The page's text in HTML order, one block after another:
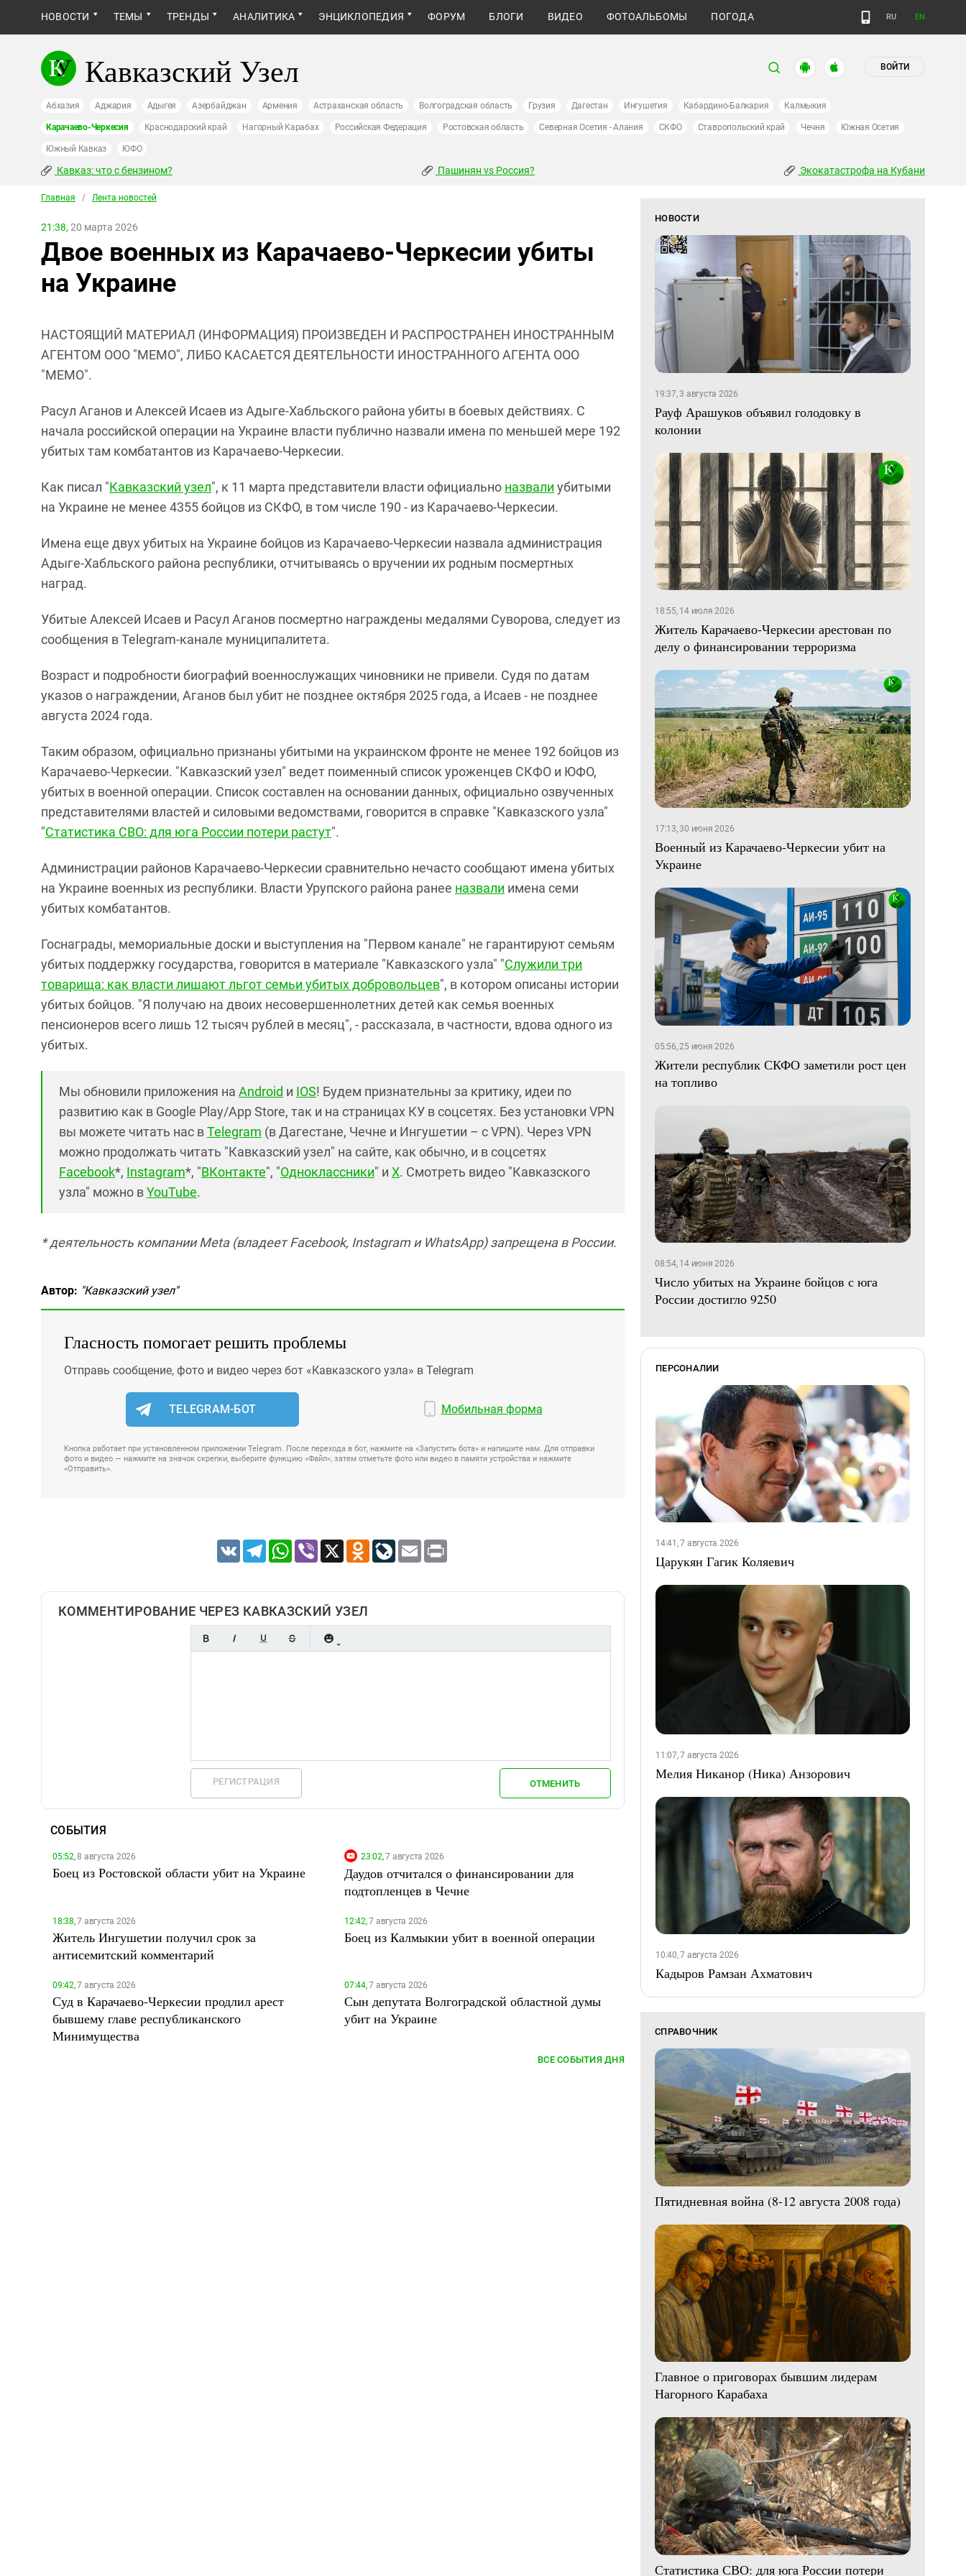
НОВОСТИ ТЕМЫ ТРЕНДЫ АНАЛИТИКА ЭНЦИКЛОПЕДИЯ ФОРУМ БЛОГИ ВИДЕО ФОТОАЛЬБОМЫ ПОГОДА RU EN
Кавказский Узел ВОЙТИ
Абхазия Аджария Адыгея Азербайджан Армения Астраханская область Волгоградская область Грузия Дагестан Ингушетия Кабардино-Балкария Калмыкия
Карачаево-Черкесия Краснодарский край Нагорный Карабах Российская Федерация Ростовская область Северная Осетия - Алания СКФО Ставропольский край Чечня Южная Осетия
Южный Кавказ ЮФО
Кавказ: что с бензином? Пашинян vs Россия? Экокатастрофа на Кубани
Главная / Лента новостей
21:38, 20 марта 2026
Двое военных из Карачаево-Черкесии убиты
на Украине
НАСТОЯЩИЙ МАТЕРИАЛ (ИНФОРМАЦИЯ) ПРОИЗВЕДЕН И РАСПРОСТРАНЕН ИНОСТРАННЫМ
АГЕНТОМ ООО "МЕМО", ЛИБО КАСАЕТСЯ ДЕЯТЕЛЬНОСТИ ИНОСТРАННОГО АГЕНТА ООО
"МЕМО".
Расул Аганов и Алексей Исаев из Адыге-Хабльского района убиты в боевых действиях. С
начала российской операции на Украине власти публично назвали имена по меньшей мере 192
убитых там комбатантов из Карачаево-Черкесии.
Как писал "Кавказский узел", к 11 марта представители власти официально назвали убитыми
на Украине не менее 4355 бойцов из СКФО, в том числе 190 - из Карачаево-Черкесии.
Имена еще двух убитых на Украине бойцов из Карачаево-Черкесии назвала администрация
Адыге-Хабльского района республики, отчитываясь о вручении их родным посмертных
наград.
Убитые Алексей Исаев и Расул Аганов посмертно награждены медалями Суворова, следует из
сообщения в Telegram-канале муниципалитета.
Возраст и подробности биографий военнослужащих чиновники не привели. Судя по датам
указов о награждении, Аганов был убит не позднее октября 2025 года, а Исаев - не позднее
августа 2024 года.
Таким образом, официально признаны убитыми на украинском фронте не менее 192 бойцов из
Карачаево-Черкесии. "Кавказский узел" ведет поименный список уроженцев СКФО и ЮФО,
убитых в военной операции. Список составлен на основании данных, официально озвученных
представителями властей и силовыми ведомствами, говорится в справке "Кавказского узла"
"Статистика СВО: для юга России потери растут".
Администрации районов Карачаево-Черкесии сравнительно нечасто сообщают имена убитых
на Украине военных из республики. Власти Урупского района ранее назвали имена семи
убитых комбатантов.
Госнаграды, мемориальные доски и выступления на "Первом канале" не гарантируют семьям
убитых поддержку государства, говорится в материале "Кавказского узла" "Служили три
товарища: как власти лишают льгот семьи убитых добровольцев", в котором описаны истории
убитых бойцов. "Я получаю на двоих несовершеннолетних детей как семья военных
пенсионеров всего лишь 12 тысяч рублей в месяц", - рассказала, в частности, вдова одного из
убитых.
Мы обновили приложения на Android и IOS! Будем признательны за критику, идеи по
развитию как в Google Play/App Store, так и на страницах КУ в соцсетях. Без установки VPN
вы можете читать нас вTelegram (в Дагестане, Чечне и Ингушетии – с VPN). Через VPN
можно продолжать читать "Кавказский узел" на сайте, как обычно, и в соцсетях
Facebook*, Instagram*, "ВКонтакте", "Одноклассники" и X. Смотреть видео "Кавказского
узла" можно вYouTube.
* деятельность компании Meta (владеет Facebook, Instagram и WhatsApp) запрещена в России.
Автор: "Кавказский узел"
Гласность помогает решить проблемы
Отправь сообщение, фото и видео через бот «Кавказского узла» в Telegram
TELEGRAM-БОТ Мобильная форма
Кнопка работает при установленном приложении Telegram. После перехода в бот, нажмите на «Запустить бота» и напишите нам. Для отправки
фото и видео — нажмите на значок скрепки, выберите функцию «Файл», затем отметьте фото или видео в памяти устройства и нажмите
«Отправить».
VK TelegramWhatsApp
Viber X Odnoklassniki
LiveJournal
Email
КОММЕНТИРОВАНИЕ ЧЕРЕЗ КАВКАЗСКИЙ УЗЕЛ
РЕГИСТРАЦИЯ ОТМЕНИТЬ
СОБЫТИЯ
05:52,8 августа 2026
Боец из Ростовской области убит на Украине
23:02,7 августа 2026
Даудов отчитался о финансировании для
подтопленцев в Чечне
18:38,7 августа 2026
Житель Ингушетии получил срок за
антисемитский комментарий
12:42,7 августа 2026
Боец из Калмыкии убит в военной операции
09:42,7 августа 2026
Суд в Карачаево-Черкесии продлил арест
бывшему главе республиканского
Минимущества
07:44,7 августа 2026
Сын депутата Волгоградской областной думы
убит на Украине
ВСЕ СОБЫТИЯ ДНЯ
НОВОСТИ
19:37, 3 августа 2026
Рауф Арашуков объявил голодовку в
колонии
18:55, 14 июля 2026
Житель Карачаево-Черкесии арестован по
делу о финансировании терроризма
17:13, 30 июня 2026
Военный из Карачаево-Черкесии убит на
Украине
05:56, 25 июня 2026
Жители республик СКФО заметили рост цен
на топливо
08:54, 14 июня 2026
Число убитых на Украине бойцов с юга
России достигло 9250
ПЕРСОНАЛИИ
14:41, 7 августа 2026
Царукян Гагик Коляевич
11:07, 7 августа 2026
Мелия Никанор (Ника) Анзорович
10:40, 7 августа 2026
Кадыров Рамзан Ахматович
СПРАВОЧНИК
Пятидневная война (8-12 августа 2008 года)
Главное о приговорах бывшим лидерам
Нагорного Карабаха
Статистика СВО: для юга России потери